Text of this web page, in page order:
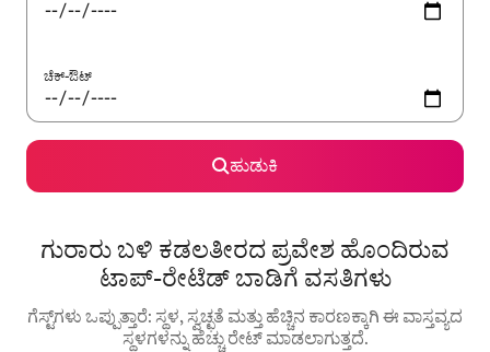
ಚೆಕ್-ಔಟ್
ಹುಡುಕಿ
ಗುರಾರು ಬಳಿ ಕಡಲತೀರದ ಪ್ರವೇಶ ಹೊಂದಿರುವ
ಟಾಪ್-ರೇಟೆಡ್ ಬಾಡಿಗೆ ವಸತಿಗಳು
ಗೆಸ್ಟ್‌ಗಳು ಒಪ್ಪುತ್ತಾರೆ: ಸ್ಥಳ, ಸ್ವಚ್ಛತೆ ಮತ್ತು ಹೆಚ್ಚಿನ ಕಾರಣಕ್ಕಾಗಿ ಈ ವಾಸ್ತವ್ಯದ
ಸ್ಥಳಗಳನ್ನು ಹೆಚ್ಚು ರೇಟ್ ಮಾಡಲಾಗುತ್ತದೆ.